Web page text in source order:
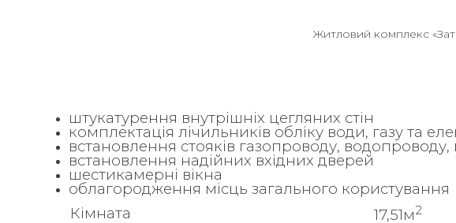
Житловий комплекс
штукатурення внутрішніх цегляних стін
комплектація лічильників обліку води, газу та
встановлення стояків газопроводу, водопроводу,
встановлення надійних вхідних дверей
шестикамерні вікна
облагородження місць загального користування
Кімната
17,51м2